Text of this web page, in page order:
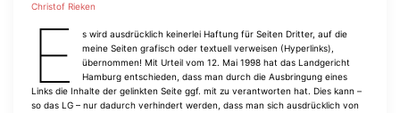
Christof Rieken
E
s wird ausdrücklich keinerlei Haftung für Seiten Dritter, auf die
meine Seiten grafisch oder textuell verweisen (Hyperlinks),
übernommen! Mit Urteil vom 12. Mai 1998 hat das Landgericht
Hamburg entschieden, dass man durch die Ausbringung eines
Links die Inhalte der gelinkten Seite ggf. mit zu verantworten hat. Dies kann –
so das LG – nur dadurch verhindert werden, dass man sich ausdrücklich von